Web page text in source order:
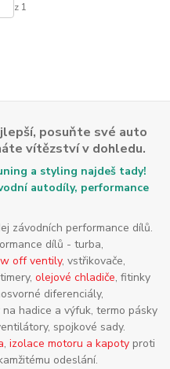
z 1
posuňte své auto
vítězství v dohledu.
a styling najdeš tady!
autodíly, performance
závodních performance dílů.
dílů - turba,
off ventily, vstřikovače,
olejové chladiče, fitinky
diferenciály,
na hadice a výfuk, termo pásky
spojkové sady.
,izolace motoru a kapoty proti
odeslání.